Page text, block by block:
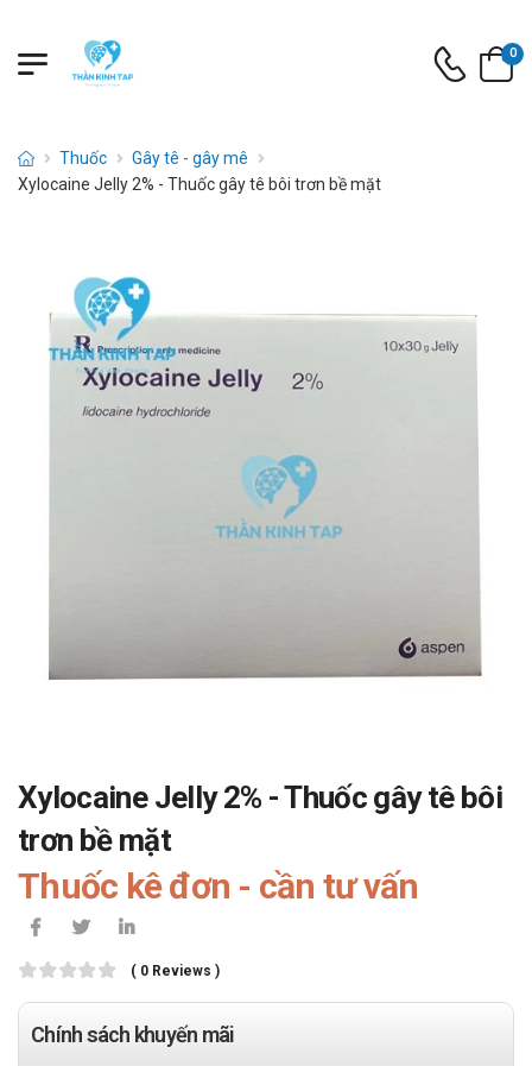
0
Thuốc
Gây tê - gây mê
Xylocaine Jelly 2% - Thuốc gây tê bôi trơn bề mặt
Xylocaine Jelly 2% - Thuốc gây tê bôi
trơn bề mặt
Thuốc kê đơn - cần tư vấn
( 0 Reviews )
Chính sách khuyến mãi